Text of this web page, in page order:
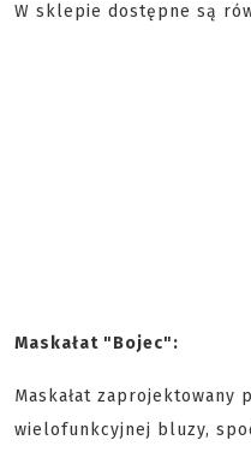
W sklepie dostępne są
Maskałat "Bojec":
Maskałat zaprojektowany
wielofunkcyjnej bluzy,